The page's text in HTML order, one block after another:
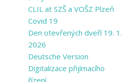
CLIL at SZŠ a VOŠZ Plzeň
Covid 19
Den otevřených dveří 19. 1.
2026
Deutsche Version
Digitalizace přijímacího